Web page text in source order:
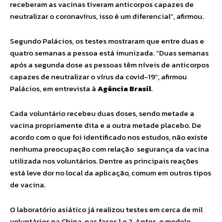
receberam as vacinas tiveram anticorpos capazes de
neutralizar o coronavírus, isso é um diferencial”, afirmou.
Segundo Palácios, os testes mostraram que entre duas e
quatro semanas a pessoa está imunizada. “Duas semanas
após a segunda dose as pessoas têm níveis de anticorpos
capazes de neutralizar o vírus da covid-19”, afirmou
Palácios, em entrevista àAgência Brasil.
Cada voluntário recebeu duas doses, sendo metade a
vacina propriamente dita e a outra metade placebo. De
acordo com o que foi identificado nos estudos, não existe
nenhuma preocupação com relação segurança da vacina
utilizada nos voluntários. Dentre as principais reações
está leve dor no local da aplicação, comum em outros tipos
de vacina.
O laboratório asiático já realizou testes em cerca de mil